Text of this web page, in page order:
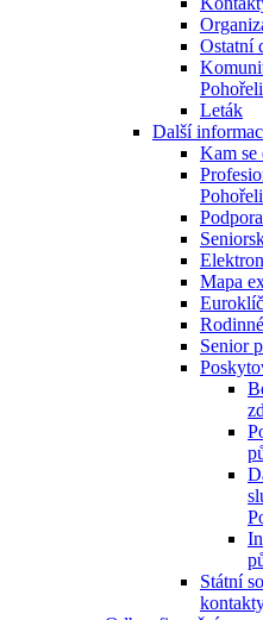
Ostatní
Leták
Další
Kam se
Mapa
Euroklíč
Senior
Státní